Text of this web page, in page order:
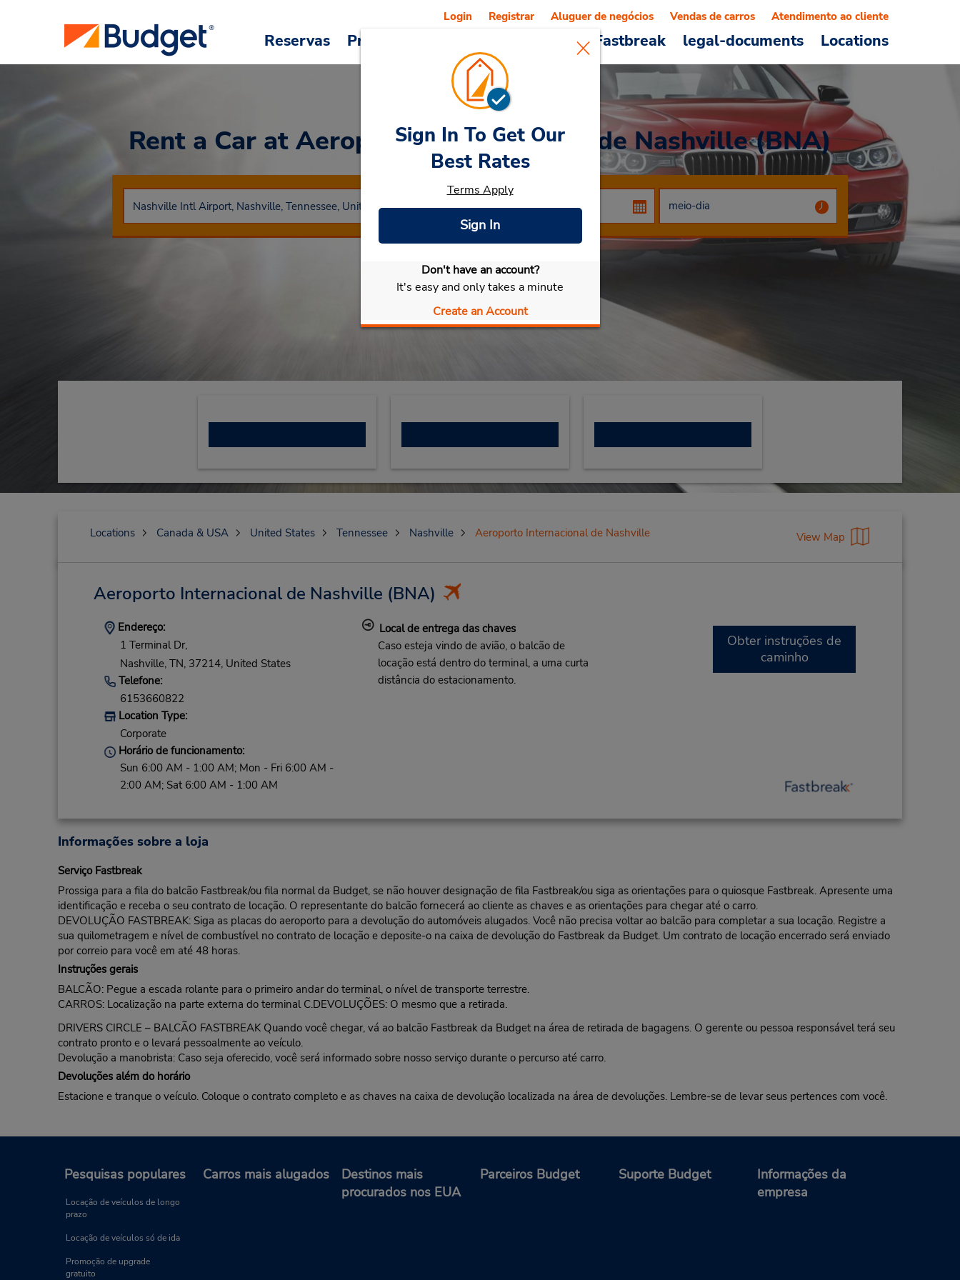
Reservas Promoções Veículos e serviços Fastbreak legal-documents Locations
Login Registrar Aluguer de negócios Vendas de carros Atendimento ao cliente
Rent a Car at Aeroporto Internacional de Nashville (BNA)
Selecionar meu carro
Sign In To Get Our
Best Rates
Terms Apply
Sign In
Don't have an account?
It's easy and only takes a minute
Create an Account
Locations Canada & USA United States Tennessee Nashville Aeroporto Internacional de Nashville View Map
Aeroporto Internacional de Nashville (BNA)
Endereço:
1 Terminal Dr,
Nashville, TN, 37214, United States
Telefone:
6153660822
Location Type:
Corporate
Horário de funcionamento:
Sun 6:00 AM - 1:00 AM; Mon - Fri 6:00 AM -
2:00 AM; Sat 6:00 AM - 1:00 AM
Local de entrega das chaves
Caso esteja vindo de avião, o balcão de
locação está dentro do terminal, a uma curta
distância do estacionamento.
Obter instruções de
caminho
Informações sobre a loja
Serviço Fastbreak
Prossiga para a fila do balcão Fastbreak/ou fila normal da Budget, se não houver designação de fila Fastbreak/ou siga as orientações para o quiosque Fastbreak. Apresente uma
identificação e receba o seu contrato de locação. O representante do balcão fornecerá ao cliente as chaves e as orientações para chegar até o carro.
DEVOLUÇÃO FASTBREAK: Siga as placas do aeroporto para a devolução do automóveis alugados. Você não precisa voltar ao balcão para completar a sua locação. Registre a
sua quilometragem e nível de combustível no contrato de locação e deposite-o na caixa de devolução do Fastbreak da Budget. Um contrato de locação encerrado será enviado
por correio para você em até 48 horas.
Instruções gerais
BALCÃO: Pegue a escada rolante para o primeiro andar do terminal, o nível de transporte terrestre.
CARROS: Localização na parte externa do terminal C.DEVOLUÇÕES: O mesmo que a retirada.
DRIVERS CIRCLE – BALCÃO FASTBREAK Quando você chegar, vá ao balcão Fastbreak da Budget na área de retirada de bagagens. O gerente ou pessoa responsável terá seu
contrato pronto e o levará pessoalmente ao veículo.
Devolução a manobrista: Caso seja oferecido, você será informado sobre nosso serviço durante o percurso até carro.
Devoluções além do horário
Estacione e tranque o veículo. Coloque o contrato completo e as chaves na caixa de devolução localizada na área de devoluções. Lembre-se de levar seus pertences com você.
Pesquisas populares
Locação de veículos de longo
prazo
Locação de veículos só de ida
Promoção de upgrade
gratuito
Carros mais alugados
Destinos mais
procurados nos EUA
Parceiros Budget Suporte Budget
Informações da
empresa